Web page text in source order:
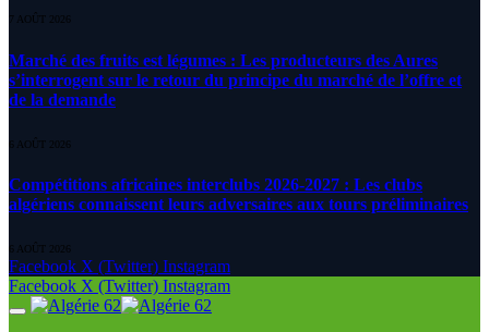
7 AOÛT 2026
Marché des fruits est légumes : Les producteurs des Aures
s’interrogent sur le retour du principe du marché de l’offre et
de la demande
6 AOÛT 2026
Compétitions africaines interclubs 2026-2027 : Les clubs
algériens connaissent leurs adversaires aux tours préliminaires
6 AOÛT 2026
Facebook X (Twitter) Instagram
Facebook X (Twitter) Instagram